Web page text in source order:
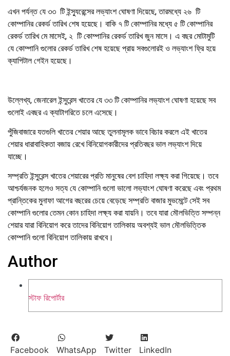
এখন পর্যন্ত যে ৩৩ টিইন্স্যুরেন্সের লভ্যাংশ ঘোষণা দিয়েছে,তারমধ্যে ২৬ টি
কোম্পানিররেকর্ড তারিখ শেষ হয়েছে। বাকি ৭ টি কোম্পানির মধ্যে ৫ টি কোম্পানির
রেকর্ড তারিখ মেমাসেই, ২ টি কোম্পানির রেকর্ড তারিখ জুন মাসে। এ বছর মোটামুটি
যে কোম্পানিগুলোর রেকর্ড তারিখ শেষ হয়েছে প্রায় সবগুলোরই ও লভ্যাংশ ফ্রি হয়ে
ক্যাপিটাল গেইনহয়েছে।
উল্লেখ্য, জেনারেল ইন্সুরেন্স খাতের যে ৩৩ টি কোম্পানির লভ্যাংশ ঘোষণা হয়েছে সব
গুলোই এবছর এ ক্যাটাগরিতে চলে এসেছে।
পুঁজিবাজারে যতগুলি খাতের শেয়ার আছে তুলনামূলক ভাবে বিচার করলে এই খাতের
শেয়ার ধারাবাহিকতা বজায় রেখে বিনিয়োগকারীদের প্রতিবছর ভাল লভ্যাংশ দিয়ে
যাচ্ছে।
সম্প্রতি ইন্সুরেন্স খাতের শেয়ারের প্রতি মানুষের বেশ চাহিদা লক্ষ্য করা গিয়েছে। তবে
আশ্চর্যজনক হলেও সত্য যে কোম্পানি গুলো ভালো লভ্যাংশ ঘোষণা করেছে এবং প্রথম
প্রান্তিকের মুনাফা আগের বছরের চেয়ে বেড়েছে সম্প্রতি বাজার মুভমেন্টে সেই সব
কোম্পানি গুলোর তেমন কোন চাহিদা লক্ষ্য করা যায়নি। তবে যারা মৌলভিত্তি সম্পন্ন
শেয়ার যারা বিনিয়োগ করে তাদের বিনিয়োগ তালিকায় অবশ্যই ভাল মৌলভিত্তিক
কোম্পানি গুলো বিনিয়োগ তালিকায় রাখবে।
Author
স্টাফ রিপোর্টার
Facebook WhatsApp Twitter LinkedIn